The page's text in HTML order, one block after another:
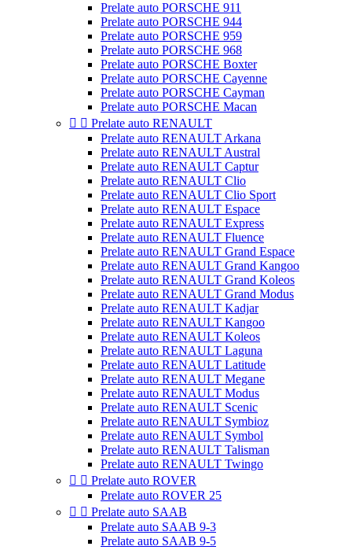
Prelate auto PORSCHE 911
Prelate auto PORSCHE 944
Prelate auto PORSCHE 959
Prelate auto PORSCHE 968
Prelate auto PORSCHE Boxter
Prelate auto PORSCHE Cayenne
Prelate auto PORSCHE Cayman
Prelate auto PORSCHE Macan
  Prelate auto RENAULT
Prelate auto RENAULT Arkana
Prelate auto RENAULT Austral
Prelate auto RENAULT Captur
Prelate auto RENAULT Clio
Prelate auto RENAULT Clio Sport
Prelate auto RENAULT Espace
Prelate auto RENAULT Express
Prelate auto RENAULT Fluence
Prelate auto RENAULT Grand Espace
Prelate auto RENAULT Grand Kangoo
Prelate auto RENAULT Grand Koleos
Prelate auto RENAULT Grand Modus
Prelate auto RENAULT Kadjar
Prelate auto RENAULT Kangoo
Prelate auto RENAULT Koleos
Prelate auto RENAULT Laguna
Prelate auto RENAULT Latitude
Prelate auto RENAULT Megane
Prelate auto RENAULT Modus
Prelate auto RENAULT Scenic
Prelate auto RENAULT Symbioz
Prelate auto RENAULT Symbol
Prelate auto RENAULT Talisman
Prelate auto RENAULT Twingo
  Prelate auto ROVER
Prelate auto ROVER 25
  Prelate auto SAAB
Prelate auto SAAB 9-3
Prelate auto SAAB 9-5